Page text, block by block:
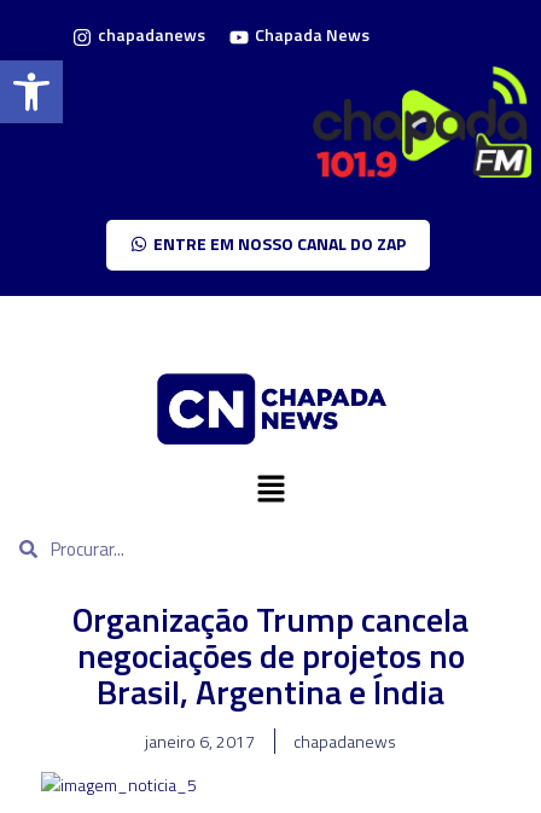
Barra de Ferramentas Aberta
chapadanews Chapada News
ENTRE EM NOSSO CANAL DO ZAP
Organização Trump cancela
negociações de projetos no
Brasil, Argentina e Índia
janeiro 6, 2017 chapadanews